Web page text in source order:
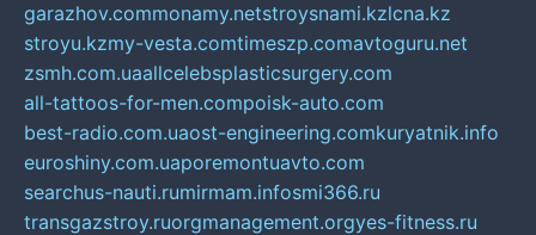
garazhov.commonamy.netstroysnami.kzlcna.kz
stroyu.kzmy-vesta.comtimeszp.comavtoguru.net
zsmh.com.uaallcelebsplasticsurgery.com
all-tattoos-for-men.compoisk-auto.com
best-radio.com.uaost-engineering.comkuryatnik.info
euroshiny.com.uaporemontuavto.com
searchus-nauti.rumirmam.infosmi366.ru
transgazstroy.ruorgmanagement.orgyes-fitness.ru